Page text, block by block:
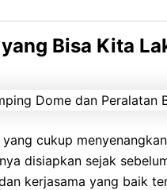
Bisa Kita
cukup
disiapkan sejak
kerjasama yang baik